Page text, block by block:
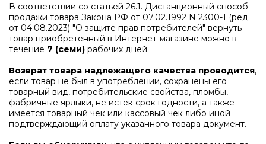
В соответствии со статьей 26.1. Дистанционный способ
продажи товара Закона РФ от 07.02.1992 N 2300-1 (ред.
от 04.08.2023) "О защите прав потребителей" вернуть
товар приобретенный в Интернет-магазине можно в
течение 7 (семи) рабочих дней.
Возврат товара надлежащего качества проводится,
если товар не был в употреблении, сохранены его
товарный вид, потребительские свойства, пломбы,
фабричные ярлыки, не истек срок годности, а также
имеется товарный чек или кассовый чек либо иной
подтверждающий оплату указанного товара документ.